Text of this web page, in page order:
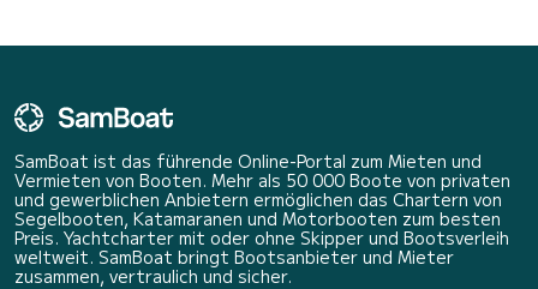
SamBoat ist das führende Online-Portal zum Mieten und
Vermieten von Booten. Mehr als 50 000 Boote von privaten
und gewerblichen Anbietern ermöglichen das Chartern von
Segelbooten, Katamaranen und Motorbooten zum besten
Preis. Yachtcharter mit oder ohne Skipper und Bootsverleih
weltweit. SamBoat bringt Bootsanbieter und Mieter
zusammen, vertraulich und sicher.